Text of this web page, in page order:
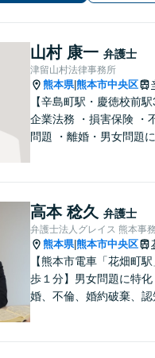
山村 康一 弁護士
津留山村法律事務所
熊本県|熊本市中央区
【辛島町駅・慶徳校前駅
企業法務 ・損害保険 ・
問題 ・離婚・男女問題に
高本 稔久 弁護士
弁護士法人グレイス 熊本事
熊本県|熊本市中央区
【熊本市電車「花畑町
歩１分】男女問題に特化
婚、不倫、婚約破棄、認